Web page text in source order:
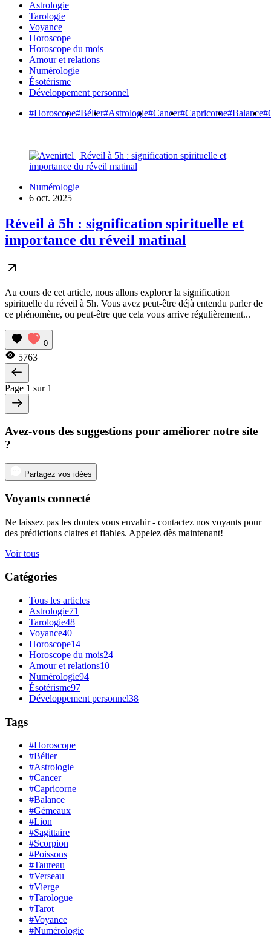
Astrologie
Tarologie
Voyance
Horoscope
Horoscope du mois
Amour et relations
Numérologie
Ésotérisme
Développement personnel
#Horoscope#Bélier#Astrologie#Cancer#Capricorne#Balance
Numérologie
6 oct. 2025
Réveil à 5h : signification spirituelle et
importance du réveil matinal
Au cours de cet article, nous allons explorer la signification
spirituelle du réveil à 5h. Vous avez peut-être déjà entendu parler de
ce phénomène, ou peut-être que cela vous arrive régulièrement...
0
5763
Page 1 sur 1
Avez-vous des suggestions pour améliorer notre site
?
Partagez vos idées
Voyants connecté
Ne laissez pas les doutes vous envahir - contactez nos voyants pour
des prédictions claires et fiables. Appelez dès maintenant!
Voir tous
Catégories
Tous les articles
Astrologie71
Tarologie48
Voyance40
Horoscope14
Horoscope du mois24
Amour et relations10
Numérologie94
Ésotérisme97
Développement personnel38
Tags
#Horoscope
#Bélier
#Astrologie
#Cancer
#Capricorne
#Balance
#Gémeaux
#Lion
#Sagittaire
#Scorpion
#Poissons
#Taureau
#Verseau
#Vierge
#Tarologue
#Tarot
#Voyance
#Numérologie